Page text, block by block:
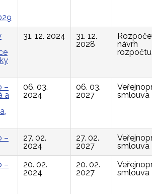
31. 12. 2024
31. 12.
2028
návrh
rozpočtu
–
a
06. 03.
2024
06. 03.
2027
smlouva
–
27. 02.
2024
27. 02.
2027
smlouva
–
20. 02.
2024
20. 02.
2027
smlouva